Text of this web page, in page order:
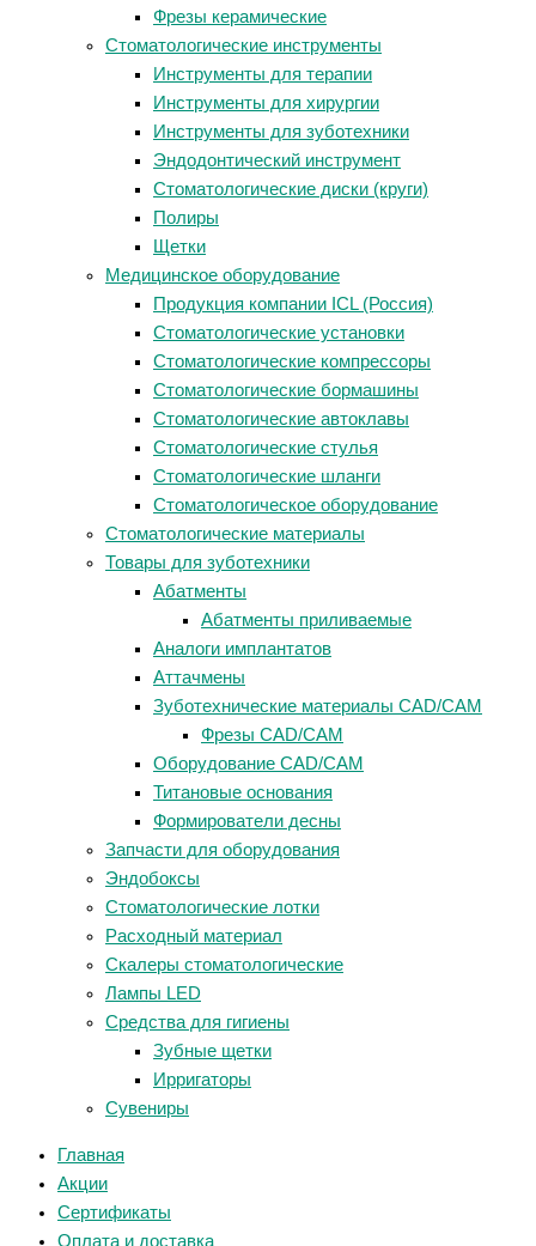
Фрезы керамические
Стоматологические инструменты
Инструменты для терапии
Инструменты для хирургии
Инструменты для зуботехники
Эндодонтический инструмент
Стоматологические диски (круги)
Полиры
Щетки
Медицинское оборудование
Продукция компании ICL (Россия)
Стоматологические установки
Стоматологические компрессоры
Стоматологические бормашины
Стоматологические автоклавы
Стоматологические стулья
Стоматологические шланги
Стоматологическое оборудование
Стоматологические материалы
Товары для зуботехники
Абатменты
Абатменты приливаемые
Аналоги имплантатов
Аттачмены
Зуботехнические материалы CAD/CAM
Фрезы CAD/CAM
Оборудование CAD/CAM
Титановые основания
Формирователи десны
Запчасти для оборудования
Эндобоксы
Стоматологические лотки
Расходный материал
Скалеры стоматологические
Лампы LED
Средства для гигиены
Зубные щетки
Ирригаторы
Сувениры
Главная
Акции
Сертификаты
Оплата и доставка